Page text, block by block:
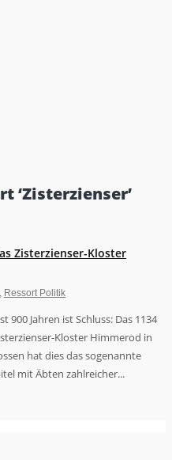
‘Zisterzienser’
Zisterzienser-Kloster
Ressort Politik
Jahren ist Schluss: Das 1134
Kloster Himmerod in
hat dies das sogenannte
mit Äbten zahlreicher...